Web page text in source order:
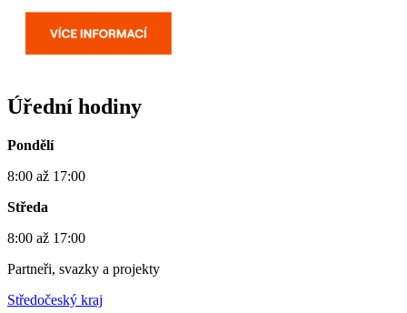
Úřední hodiny
Pondělí
8:00 až 17:00
Středa
8:00 až 17:00
Partneři, svazky a projekty
Středočeský kraj